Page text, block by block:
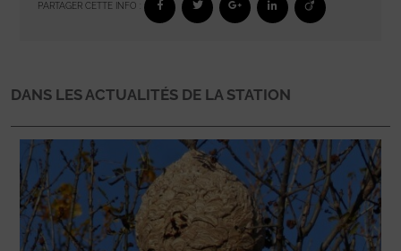
PARTAGER CETTE INFO :
DANS LES ACTUALITÉS DE LA STATION